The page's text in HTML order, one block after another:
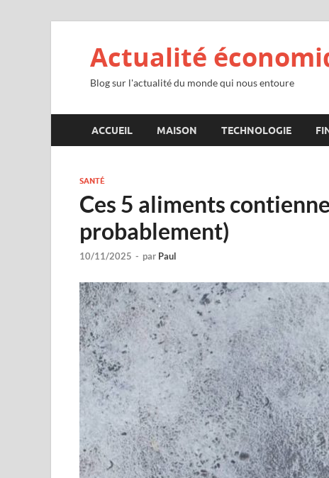
Actualité
Blog sur l'actualité du monde qui nous entoure
ACCUEIL MAISON TECHNOLOGIE
SANTÉ
Ces 5 aliments
probablement)
10/11/2025 - par Paul